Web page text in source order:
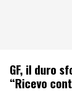
GF, il duro
“Ricevo